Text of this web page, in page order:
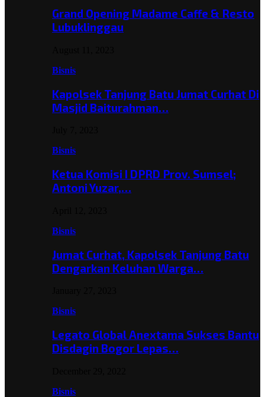
Grand Opening Madame Caffe & Resto
Lubuklinggau
Bisnis
Kapolsek Tanjung Batu Jumat Curhat Di
Masjid Baiturahman…
Bisnis
Ketua Komisi I DPRD Prov. Sumsel;
Antoni Yuzar,…
Bisnis
Jumat Curhat, Kapolsek Tanjung Batu
Dengarkan Keluhan Warga…
Bisnis
Legato Global Anextama Sukses Bantu
Disdagin Bogor Lepas…
Bisnis